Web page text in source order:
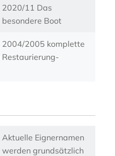
2020/11 Das
besondere Boot
2004/2005 komplette
Restaurierung-
Aktuelle Eignernamen
werden grundsätzlich